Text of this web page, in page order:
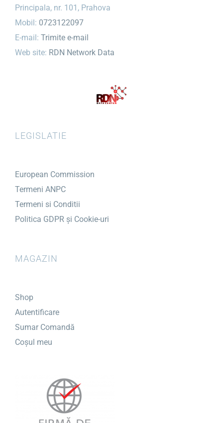
Principala, nr. 101, Prahova
Mobil: 0723122097
E-mail: Trimite e-mail
Web site: RDN Network Data
LEGISLATIE
European Commission
Termeni ANPC
Termeni si Conditii
Politica GDPR și Cookie-uri
MAGAZIN
Shop
Autentificare
Sumar Comandă
Coșul meu